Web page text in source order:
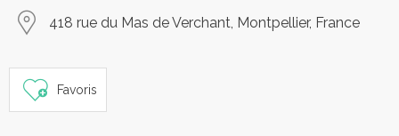
418 rue du Mas de Verchant, Montpellier, France
Favoris